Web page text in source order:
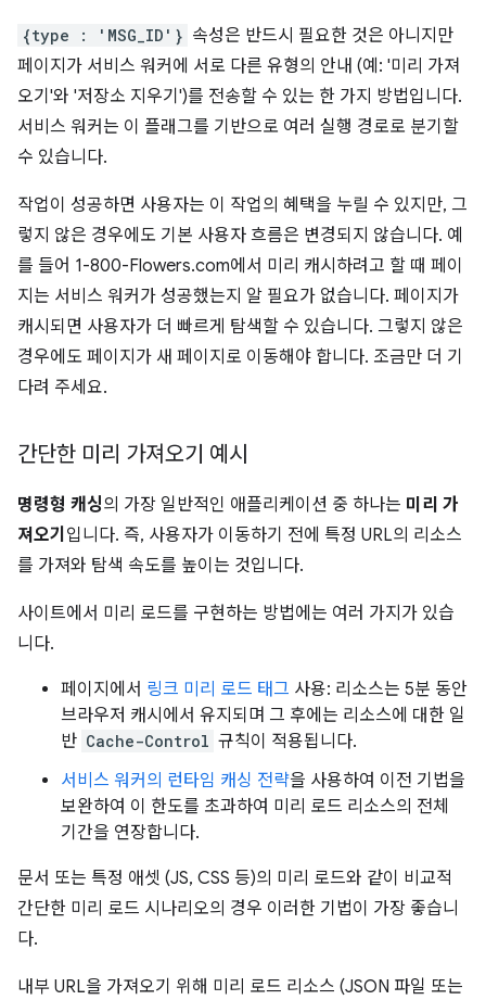
{type : 'MSG_ID'} 속성은 반드시 필요한 것은 아니지만
페이지가 서비스 워커에 서로 다른 유형의 안내 (예: '미리 가져
오기'와 '저장소 지우기')를 전송할 수 있는 한 가지 방법입니다.
서비스 워커는 이 플래그를 기반으로 여러 실행 경로로 분기할
수 있습니다.
작업이 성공하면 사용자는 이 작업의 혜택을 누릴 수 있지만, 그
렇지 않은 경우에도 기본 사용자 흐름은 변경되지 않습니다. 예
를 들어 1-800-Flowers.com에서 미리 캐시하려고 할 때 페이
지는 서비스 워커가 성공했는지 알 필요가 없습니다. 페이지가
캐시되면 사용자가 더 빠르게 탐색할 수 있습니다. 그렇지 않은
경우에도 페이지가 새 페이지로 이동해야 합니다. 조금만 더 기
다려 주세요.
간단한 미리 가져오기 예시
명령형 캐싱의 가장 일반적인 애플리케이션 중 하나는 미리 가
져오기 입니다. 즉, 사용자가 이동하기 전에 특정 URL의 리소스
를 가져와 탐색 속도를 높이는 것입니다.
사이트에서 미리 로드를 구현하는 방법에는 여러 가지가 있습
니다.
페이지에서 링크 미리 로드 태그 사용: 리소스는 5분 동안
브라우저 캐시에서 유지되며 그 후에는 리소스에 대한 일
반 Cache-Control 규칙이 적용됩니다.
서비스 워커의 런타임 캐싱 전략을 사용하여 이전 기법을
보완하여 이 한도를 초과하여 미리 로드 리소스의 전체
기간을 연장합니다.
문서 또는 특정 애셋 (JS, CSS 등)의 미리 로드와 같이 비교적
간단한 미리 로드 시나리오의 경우 이러한 기법이 가장 좋습니
다.
내부 URL을 가져오기 위해 미리 로드 리소스 (JSON 파일 또는